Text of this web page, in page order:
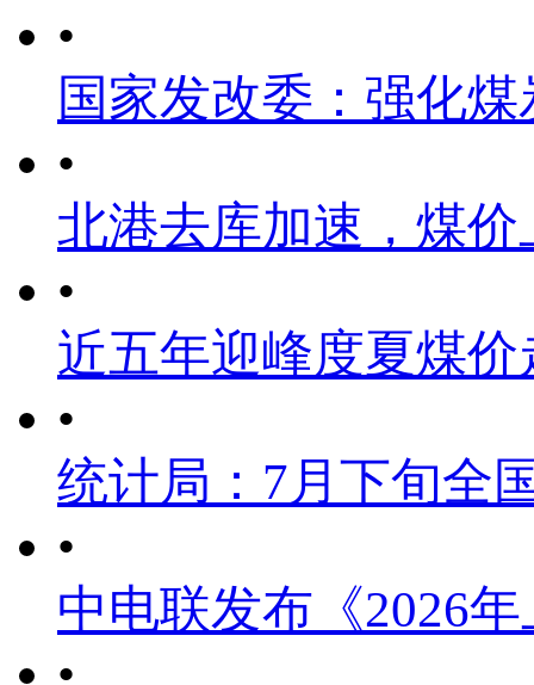
•
国家发改委：强化
•
北港去库加速，煤
•
近五年迎峰度夏煤价
•
统计局：7月下旬全
•
中电联发布《2026
•